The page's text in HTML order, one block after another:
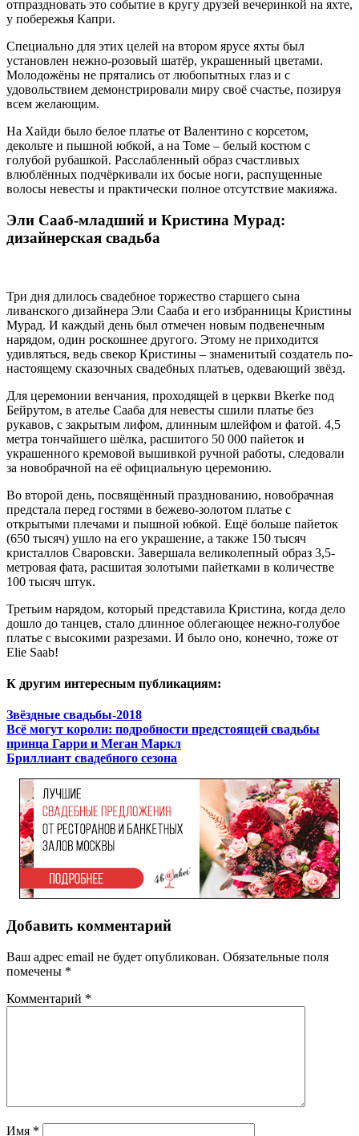
отпраздновать это событие в кругу друзей вечеринкой на яхте,
у побережья Капри.
Специально для этих целей на втором ярусе яхты был
установлен нежно-розовый шатёр, украшенный цветами.
Молодожёны не прятались от любопытных глаз и с
удовольствием демонстрировали миру своё счастье, позируя
всем желающим.
На Хайди было белое платье от Валентино с корсетом,
декольте и пышной юбкой, а на Томе – белый костюм с
голубой рубашкой. Расслабленный образ счастливых
влюблённых подчёркивали их босые ноги, распущенные
волосы невесты и практически полное отсутствие макияжа.
Эли Сааб-младший и Кристина Мурад:
дизайнерская свадьба
Три дня длилось свадебное торжество старшего сына
ливанского дизайнера Эли Сааба и его избранницы Кристины
Мурад. И каждый день был отмечен новым подвенечным
нарядом, один роскошнее другого. Этому не приходится
удивляться, ведь свекор Кристины – знаменитый создатель по-
настоящему сказочных свадебных платьев, одевающий звёзд.
Для церемонии венчания, проходящей в церкви Bkerke под
Бейрутом, в ателье Сааба для невесты сшили платье без
рукавов, с закрытым лифом, длинным шлейфом и фатой. 4,5
метра тончайшего шёлка, расшитого 50 000 пайеток и
украшенного кремовой вышивкой ручной работы, следовали
за новобрачной на её официальную церемонию.
Во второй день, посвящённый празднованию, новобрачная
предстала перед гостями в бежево-золотом платье с
открытыми плечами и пышной юбкой. Ещё больше пайеток
(650 тысяч) ушло на его украшение, а также 150 тысяч
кристаллов Сваровски. Завершала великолепный образ 3,5-
метровая фата, расшитая золотыми пайетками в количестве
100 тысяч штук.
Третьим нарядом, который представила Кристина, когда дело
дошло до танцев, стало длинное облегающее нежно-голубое
платье с высокими разрезами. И было оно, конечно, тоже от
Elie Saab!
К другим интересным публикациям:
Звёздные свадьбы-2018
Всё могут короли: подробности предстоящей свадьбы
принца Гарри и Меган Маркл
Бриллиант свадебного сезона
Добавить комментарий
Ваш адрес email не будет опубликован. Обязательные поля
помечены *
Комментарий *
Имя *